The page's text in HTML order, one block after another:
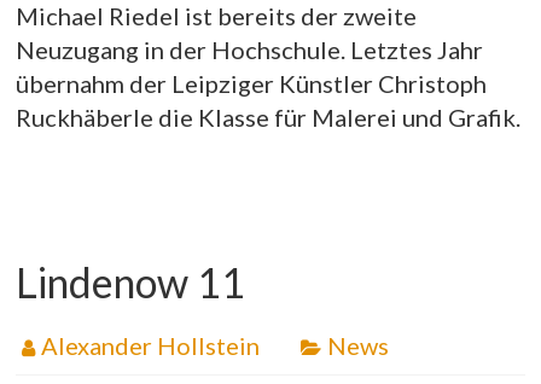
Michael Riedel ist bereits der zweite
Neuzugang in der Hochschule. Letztes Jahr
übernahm der Leipziger Künstler Christoph
Ruckhäberle die Klasse für Malerei und Grafik.
Lindenow 11
Alexander Hollstein News